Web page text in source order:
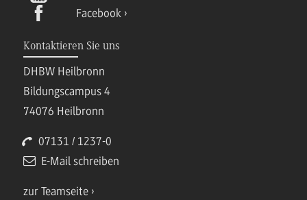
Facebook
Kontaktieren Sie uns
DHBW Heilbronn
Bildungscampus 4
74076 Heilbronn
07131 / 1237-0
E-Mail schreiben
zur Teamseite